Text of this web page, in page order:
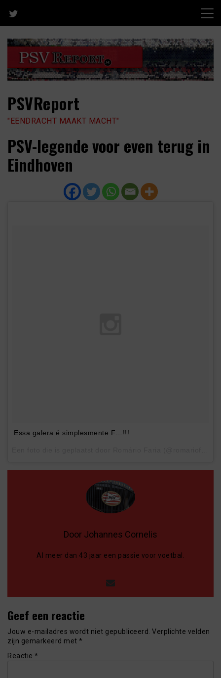
content
PSVReport
"EENDRACHT MAAKT MACHT"
PSV-legende voor even terug in
Eindhoven
Essa galera é simplesmente F…!!!
Door Johannes Cornelis
Al meer dan 43 jaar een passie voor voetbal.
Geef een reactie
Jouw e-mailadres wordt niet gepubliceerd. Verplichte velden
zijn gemarkeerd met *
Reactie *